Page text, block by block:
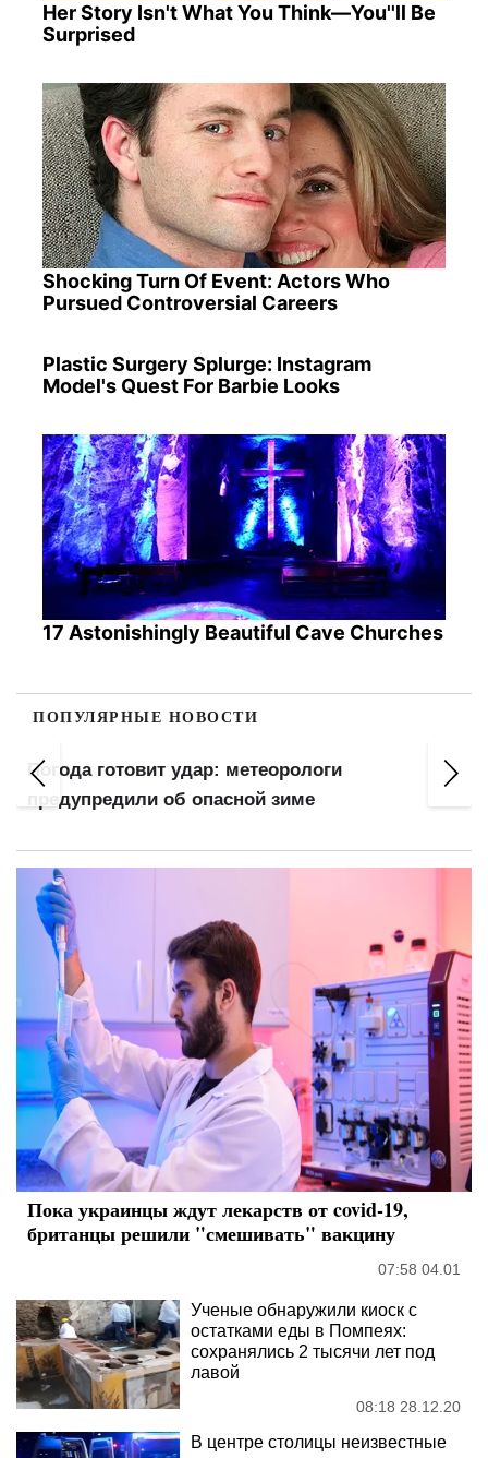
Her Story Isn't What You Think—You''ll Be
Surprised
Shocking Turn Of Event: Actors Who
Pursued Controversial Careers
Plastic Surgery Splurge: Instagram
Model's Quest For Barbie Looks
17 Astonishingly Beautiful Cave Churches
ПОПУЛЯРНЫЕ НОВОСТИ
Погода готовит удар: метеорологи
предупредили об опасной зиме
Пока украинцы ждут лекарств от covid-19,
британцы решили "смешивать" вакцину
07:58 04.01
Ученые обнаружили киоск с
остатками еды в Помпеях:
сохранялись 2 тысячи лет под
лавой
08:18 28.12.20
В центре столицы неизвестные